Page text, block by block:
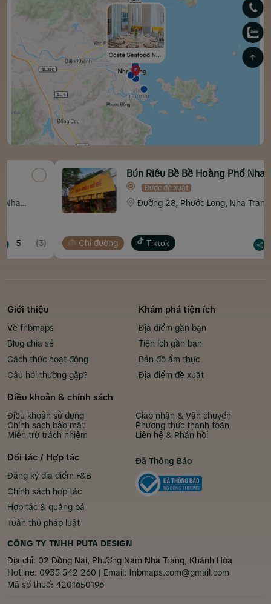
Bún Riêu Bề Bề Hoàng Phố Nha
TrangĐược đề xuất
Đường 28, Phước Long, Nha Trang
Chỉ đường Tiktok (18)
Giới thiệu
Về fnbmaps
Blog chia sẻ
Cách thức hoạt động
Câu hỏi thường gặp?
Khám phá tiện ích
Địa điểm gần bạn
Tiện ích gần bạn
Bản đồ ẩm thực
Địa điểm đề xuất
Điều khoản & chính sách
Điều khoản sử dụng
Chính sách bảo mật
Miễn trừ trách nhiệm
Giao nhận & Vận chuyển
Phương thức thanh toán
Liên hệ & Phản hồi
Đối tác / Hợp tác
Đăng ký địa điểm F&B
Chính sách hợp tác
Hợp tác & quảng bá
Tuân thủ pháp luật
CÔNG TY TNHH PUTA DESIGN
Địa chỉ: 02 Đồng Nai, Phường Nam Nha Trang, Khánh Hòa
Hotline: 0935 542 260 | Email: fnbmaps.com@gmail.com
Mã số thuế: 4201650196
Đã Thông Báo